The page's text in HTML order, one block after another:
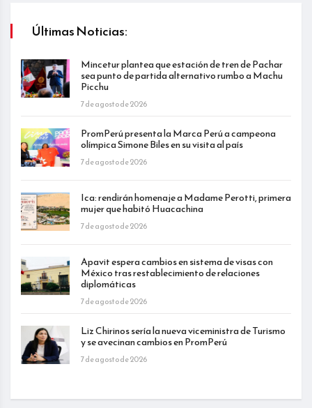
Últimas Noticias:
Mincetur plantea que estación de tren de Pachar
sea punto de partida alternativo rumbo a Machu
Picchu
7 de agosto de 2026
PromPerú presenta la Marca Perú a campeona
olímpica Simone Biles en su visita al país
7 de agosto de 2026
Ica: rendirán homenaje a Madame Perotti, primera
mujer que habitó Huacachina
7 de agosto de 2026
Apavit espera cambios en sistema de visas con
México tras restablecimiento de relaciones
diplomáticas
7 de agosto de 2026
Liz Chirinos sería la nueva viceministra de Turismo
y se avecinan cambios en PromPerú
7 de agosto de 2026